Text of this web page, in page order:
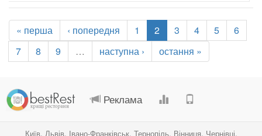
« перша ‹ попередня 1 2 3 4 5
6
7
8 9 … наступна › остання »
Реклама
Київ, Львів, Івано-Франківськ, Тернопіль, Вінниця, Чернівці,